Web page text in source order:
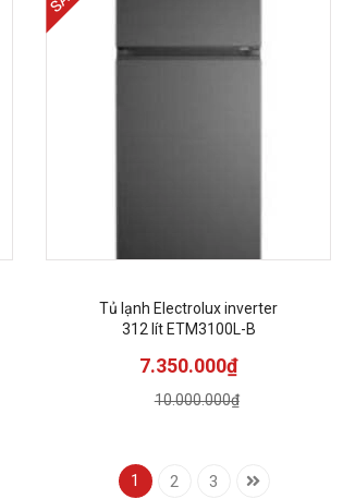
Tủ lạnh Electrolux inverter
312 lít ETM3100L-B
7.350.000₫
10.000.000₫
1 2 3